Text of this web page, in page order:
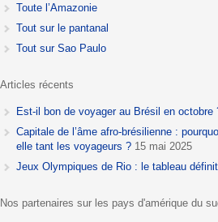
Toute l’Amazonie
Tout sur le pantanal
Tout sur Sao Paulo
Articles récents
Est-il bon de voyager au Brésil en octobre
Capitale de l’âme afro-brésilienne :
elle tant les voyageurs ? 15 mai 2025
Jeux Olympiques de Rio : le tableau
Nos partenaires sur les pays d'amérique du